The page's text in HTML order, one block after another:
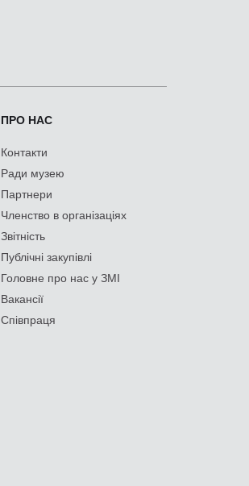
ПРО НАС
Контакти
Ради музею
Партнери
Членство в організаціях
Звітність
Публічні закупівлі
Головне про нас у ЗМІ
Вакансії
Співпраця